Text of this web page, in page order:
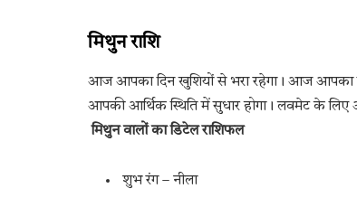
मिथुन राशि
आज आपका दिन खुशियों से भरा रहेगा। आज
आपकी आर्थिक स्थिति में सुधार होगा। लवमेट के लिए
मिथुन वालों का डिटेल राशिफल
शुभ रंग – नीला